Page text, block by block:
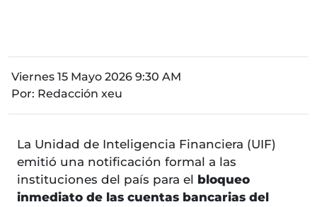
Viernes 15 Mayo 2026 9:30 AM
Por: Redacción xeu
La Unidad de Inteligencia Financiera (UIF)
emitió una notificación formal a las
instituciones del país para el bloqueo
inmediato de las cuentas bancarias del